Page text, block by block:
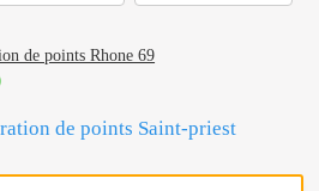
de points Rhone 69
de points Saint-priest